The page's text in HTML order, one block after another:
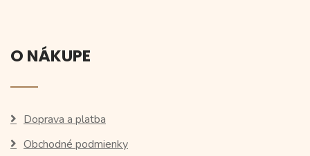
O NÁKUPE
Doprava a platba
Obchodné podmienky